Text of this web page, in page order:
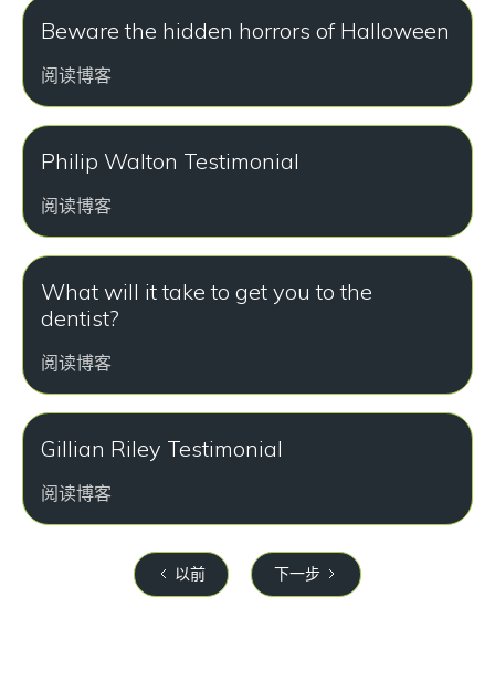
Beware the hidden horrors of Halloween
阅读博客
Philip Walton Testimonial
阅读博客
What will it take to get you to the
dentist?
阅读博客
Gillian Riley Testimonial
阅读博客
以前 下一步